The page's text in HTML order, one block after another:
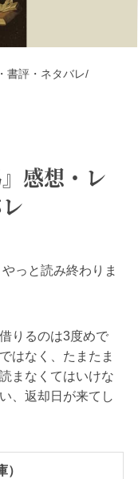
書評・ネタバレ/
感想・レ
っと読み終わりま
りるのは3度めで
はなく、たまたま
まなくてはいけな
、返却日が来てし
）